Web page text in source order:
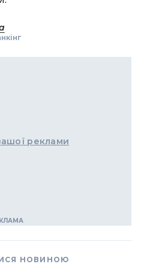
реклами
НОВИНОЮ